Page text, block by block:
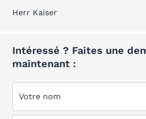
Herr Kaiser
Intéressé ? Faites une
maintenant :
Votre nom